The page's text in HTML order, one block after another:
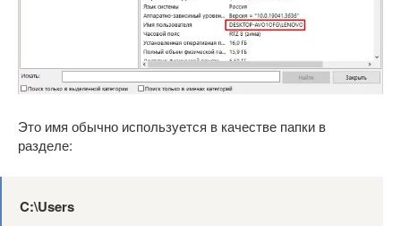
Это имя обычно используется в качестве папки в
разделе:
C:\Users